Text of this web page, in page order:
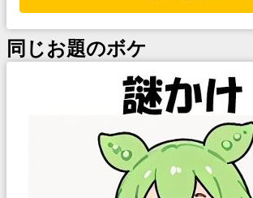
同じお題のボケ